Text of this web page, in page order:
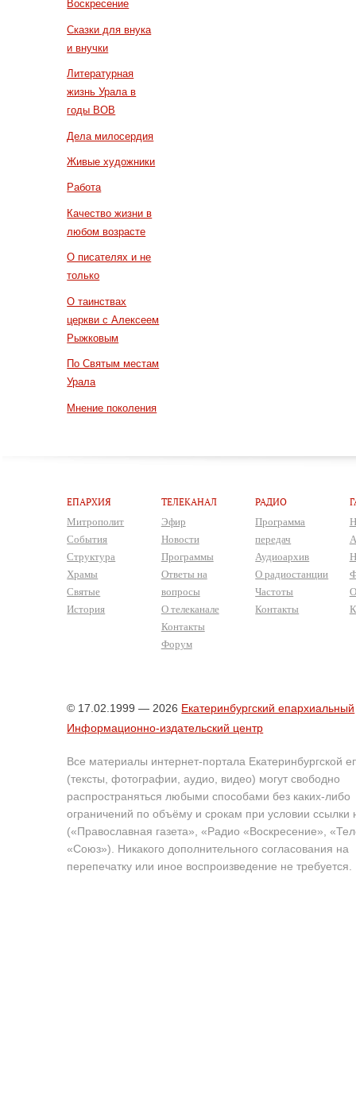
Воскресение
Сказки для внука
и внучки
Литературная
жизнь Урала в
годы ВОВ
Дела милосердия
Живые художники
Работа
Качество жизни в
любом возрасте
О писателях и не
только
О таинствах
церкви с Алексеем
Рыжковым
По Святым местам
Урала
Мнение поколения
ЕПАРХИЯ
Митрополит
События
Структура
Храмы
Святые
История
ТЕЛЕКАНАЛ
Эфир
Новости
Программы
Ответы на
вопросы
О телеканале
Контакты
Форум
РАДИО
Программа
передач
Аудиоархив
О радиостанции
Частоты
Контакты
© 17.02.1999 — 2026 Екатеринбургский епархиальный
Информационно-издательский центр
Все материалы интернет-портала Екатеринбургской
(тексты, фотографии, аудио, видео) могут свободно
распространяться любыми способами без каких-либо
ограничений по объёму и срокам при условии ссылки
(«Православная газета», «Радио «Воскресение»,
«Союз»). Никакого дополнительного согласования на
перепечатку или иное воспроизведение не требуется.